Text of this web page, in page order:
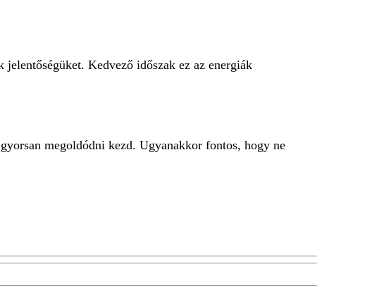
Kedvező időszak ez az energiák
megoldódni kezd. Ugyanakkor fontos, hogy ne